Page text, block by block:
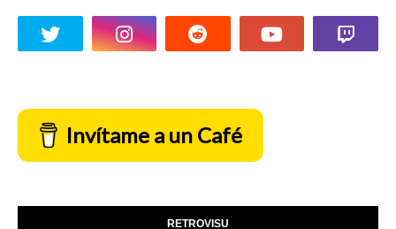
Invítame a un Café
RETROVISU